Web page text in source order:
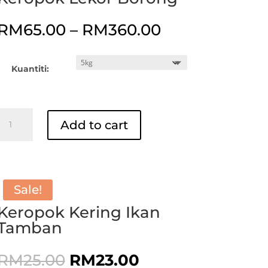
65.00 – RM360.00Price
RM65.00
through
Kuantiti:
Lekor
Add to cart
Sale!
Kering Ikan
25.00 Original
RM23.00Current